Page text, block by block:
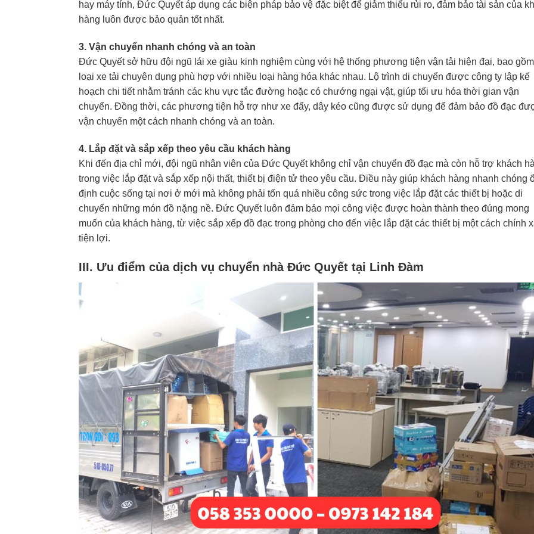
hay máy tính, Đức Quyết áp dụng các biện pháp bảo vệ đặc biệt để giảm thiểu rủi ro, đảm bảo tài sản của
hàng luôn được bảo quản tốt nhất.
3. Vận chuyển nhanh chóng và an toàn
Đức Quyết sở hữu đội ngũ lái xe giàu kinh nghiệm cùng với hệ thống phương tiện vận tải hiện đại, bao
loại xe tải chuyên dụng phù hợp với nhiều loại hàng hóa khác nhau. Lộ trình di chuyển được công ty lập kế
hoạch chi tiết nhằm tránh các khu vực tắc đường hoặc có chướng ngại vật, giúp tối ưu hóa thời gian vận
chuyển. Đồng thời, các phương tiện hỗ trợ như xe đẩy, dây kéo cũng được sử dụng để đảm bảo đồ đạc
vận chuyển một cách nhanh chóng và an toàn.
4. Lắp đặt và sắp xếp theo yêu cầu khách hàng
Khi đến địa chỉ mới, đội ngũ nhân viên của Đức Quyết không chỉ vận chuyển đồ đạc mà còn hỗ trợ khách
trong việc lắp đặt và sắp xếp nội thất, thiết bị điện tử theo yêu cầu. Điều này giúp khách hàng nhanh chóng
định cuộc sống tại nơi ở mới mà không phải tốn quá nhiều công sức trong việc lắp đặt các thiết bị hoặc di
chuyển những món đồ nặng nề. Đức Quyết luôn đảm bảo mọi công việc được hoàn thành theo đúng mong
muốn của khách hàng, từ việc sắp xếp đồ đạc trong phòng cho đến việc lắp đặt các thiết bị một cách chính
tiện lợi.
III. Ưu điểm của dịch vụ chuyển nhà Đức Quyết tại Linh Đàm